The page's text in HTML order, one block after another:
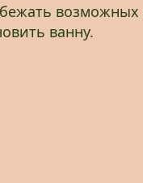
ванну.